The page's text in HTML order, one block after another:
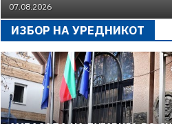
07.08.2026
ИЗБОР НА УРЕДНИКОТ